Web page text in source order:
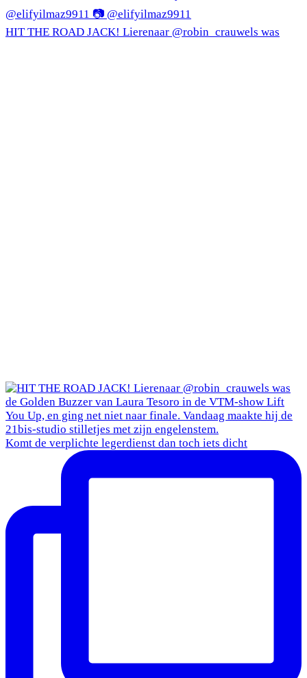
HIT THE ROAD JACK! Lierenaar @robin_crauwels was
Komt de verplichte legerdienst dan toch iets dicht